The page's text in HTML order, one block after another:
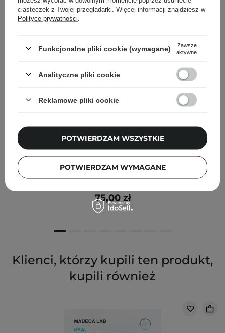
Torriden - Balanceful - Cica Toner Pad - Balansujące
Płatki do Twarzy - 60szt
75,00 zł
Klienci, którzy kupili ten produkt,
kupili również
ciasteczek z Twojej przeglądarki. Więcej informacji znajdziesz w
Polityce prywatności
Funkcjonalne pliki cookie (wymagane)
Zawsze
aktywne
Analityczne pliki cookie
Reklamowe pliki cookie
POTWIERDZAM WYMAGANE
POTWIERDZAM WSZYSTKIE